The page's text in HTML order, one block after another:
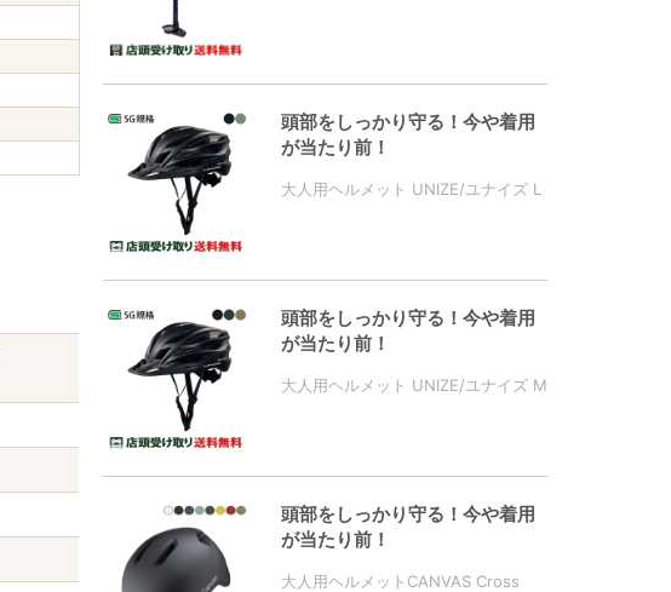
頭部をしっかり守る！今や着用
が当たり前！
大人用ヘルメット UNIZE/ユナイズ L
頭部をしっかり守る！今や着用
が当たり前！
大人用ヘルメット UNIZE/ユナイズ M
頭部をしっかり守る！今や着用
が当たり前！
大人用ヘルメットCANVAS Cross